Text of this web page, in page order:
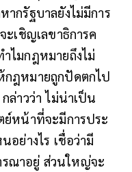
กรัฐบาลยังไม่มีการ
เชิญเลขาธิการค
ไมกฎหมายถึงไม่
กฎหมายถูกปัดตกไป
ล่าวว่า ไม่น่าเป็น
ย์หน้าที่จะมีการประ
อย่างไร เชื่อว่ามี
ณาอยู่ ส่วนใหญ่จะ